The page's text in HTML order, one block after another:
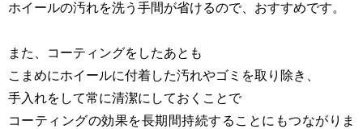
ホイールの汚れを洗う手間が省けるので、おすすめです。
また、コーティングをしたあとも
こまめにホイールに付着した汚れやゴミを取り除き、
手入れをして常に清潔にしておくことで
コーティングの効果を長期間持続することにもつながりま